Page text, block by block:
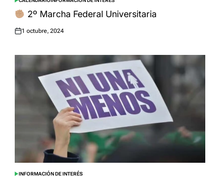
POSTED
IN
2º Marcha Federal Universitaria
Posted
1 octubre, 2024
INFORMACIÓN DE INTERÉS